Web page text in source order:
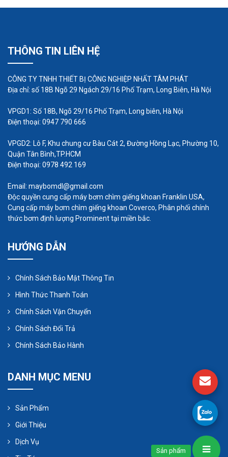
như toàn bộ nồng độ của axit đều không ăn mòn
không lên sử dụng để vật chuyển hóa chất này.
SS3016L.
liệu là pluoroplastic là phù hợp.
Các bơm dùng để bơm axit này là: bơm hóa chất
IHF, bơm lót nhựa…
4. Chọn bơm hóa chất nào để bơm axit
acetic
Thép thông thường sẽ bị axit acetic ăn trong mọi
nhiệt độ và nồng độ. Tuy nhiên, thép không rỉ là vật
liệu kháng axit acetic tuyệt vời, thép không rỉ có
chứa thành phần molypden cũng thích hợp với axit
THÔNG TIN LIÊN HỆ
CÔNG TY TNHH THIẾT BỊ CÔNG NGHIỆP NHẤT TÂM PHÁT
Địa chỉ: số 18B Ngõ 29 Ngách 29/16 Phố Trạm, Long Biên, Hà Nội
VPGD1: Số 18B, Ngõ 29/16 Phố Trạm, Long biên, Hà Nội
Điện thoại: 0947 790 666
VPGD2: Lô F, Khu chung cư Bàu Cát 2, Đường Hồng Lạc, Phường 10,
Quận Tân Bình,TP.HCM
Điện thoại: 0978 492 169
Email: maybomdl@gmail.com
Độc quyền cung cấp máy bơm chìm giếng khoan Franklin USA,
Cung cấp máy bơm chìm giếng khoan Coverco, Phân phối chính
thức bơm định lượng Prominent tại miền bắc.
HƯỚNG DẪN
Chính Sách Bảo Mật Thông Tin
Hình Thức Thanh Toán
Chính Sách Vận Chuyển
Chính Sách Đổi Trả
Chính Sách Bảo Hành
DANH MỤC MENU
Sản Phẩm
Giới Thiệu
Dịch Vụ
Sản phẩm